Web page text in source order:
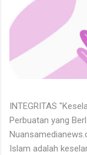
INTEGRITAS
Perbuatan yang
Islam adalah